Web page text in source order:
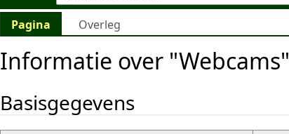
Pagina Overleg
Informatie over "Webcams"
Basisgegevens